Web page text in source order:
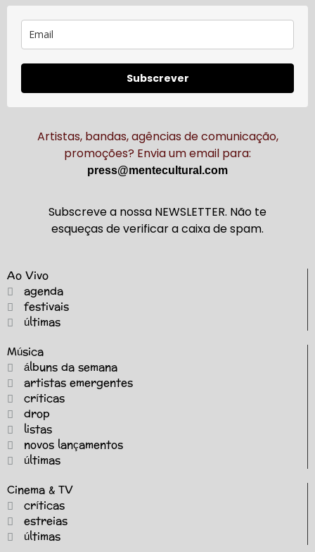
Subscrever
Artistas, bandas, agências de comunicação,
promoções? Envia um email para:
press@mentecultural.com
Subscreve a nossa NEWSLETTER. Não te
esqueças de verificar a caixa de spam.
Ao Vivo
agenda
festivais
últimas
Música
álbuns da semana
artistas emergentes
críticas
drop
listas
novos lançamentos
últimas
Cinema & TV
críticas
estreias
últimas